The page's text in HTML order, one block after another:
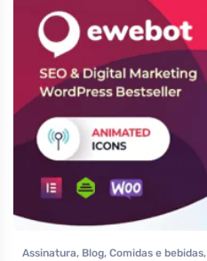
Assinatura, Blog, Comidas e bebidas,